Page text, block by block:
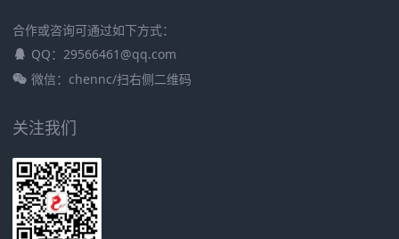
合作或咨询可通过如下方式：
QQ：29566461@qq.com
微信：chennc/扫右侧二维码
关注我们